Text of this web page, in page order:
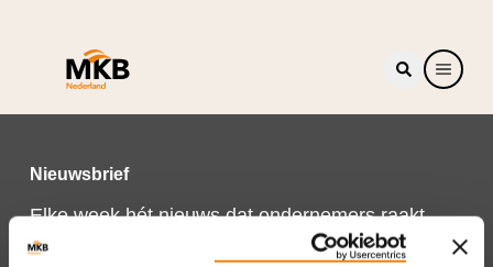
Nieuwsbrief
Elke week hét nieuws dat ondernemers raakt.
Schrijf je nu in voor de MKB-Nederland
nieuwsbrief.